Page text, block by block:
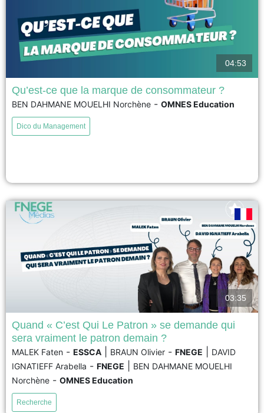
La marque de consommateur est une marque qui se construit avec ses
clients, en les impliquant dans les décisions concernant les produits, les
prix ou les engagements de l'entreprise. Les consommateurs deviennent
voir
04:53
Qu’est-ce que la marque de consommateur ?
BEN DAHMANE MOUELHI Norchène - OMNES Education
Dico du Management
L’entreprise agroalimentaire C’est Qui Le Patron (CQLP) est reconnue pour
sa stratégie alignée avec les principes du développement durable et la co-
création de produits. Cette entreprise française réussit en France et sur les
marchés étrangers en proposant à ses clients de choisir et de déterminer
03:35
Quand « C’est Qui Le Patron » se demande qui
sera vraiment le patron demain ?
MALEK Faten - ESSCA BRAUN Olivier - FNEGE
DAVID
IGNATIEFF Arabella - FNEGE
BEN DAHMANE MOUELHI
Norchène - OMNES Education
Recherche